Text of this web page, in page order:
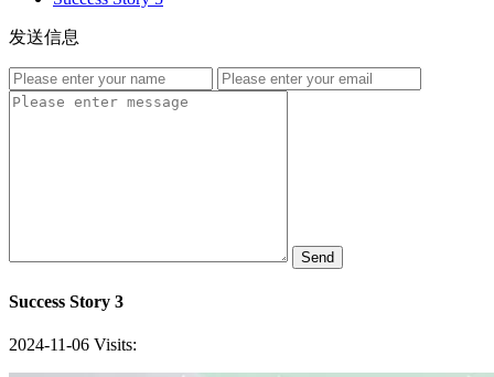
发送信息
Send
Success Story 3
2024-11-06 Visits: